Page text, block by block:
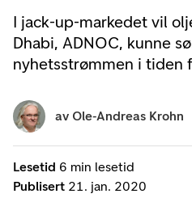
I jack-up-markedet vil
Dhabi, ADNOC, kunne
nyhetsstrømmen i tiden
Lesetid 6 min lesetid
Publisert 21. jan. 2020
av Ole-Andreas Krohn